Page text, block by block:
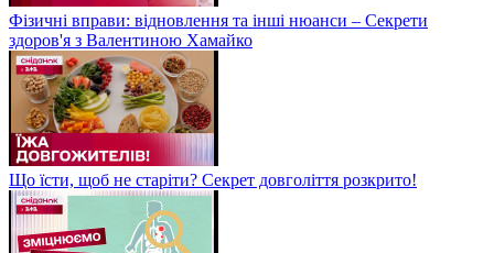
Фізичні вправи: відновлення та інші нюанси – Секрети
здоров'я з Валентиною Хамайко
Що їсти, щоб не старіти? Секрет довголіття розкрито!